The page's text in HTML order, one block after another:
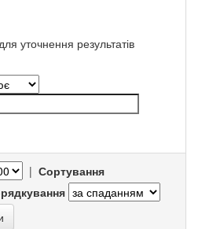
уточнення результатів
| Сортування